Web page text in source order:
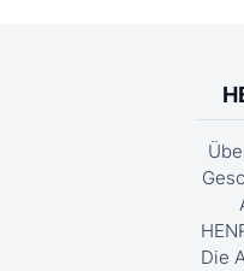
Die